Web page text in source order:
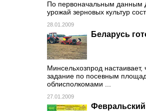
По первоначальным данным
урожай зерновых культур
28.01.2009
Беларусь
Минсельхозпрод
задание по посевным
облисполкомами ...
27.01.2009